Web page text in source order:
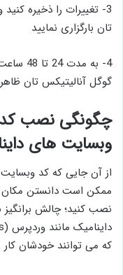
3- تغییرات را ذخیره
تان بارگزاری نمایید
4- به
گوگل آنالیتیکس تان
چگونگی نصب کد
وبسایت ­های
از آن جایی که کد وبسایت
ممکن است دانستن مکان
نصب کنید؛ چالش برانگیز
که می­ توانند خودشان کار